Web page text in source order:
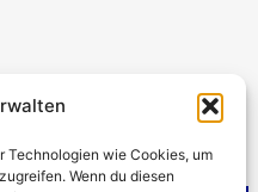
Technologien wie Cookies, um
Wenn du diesen